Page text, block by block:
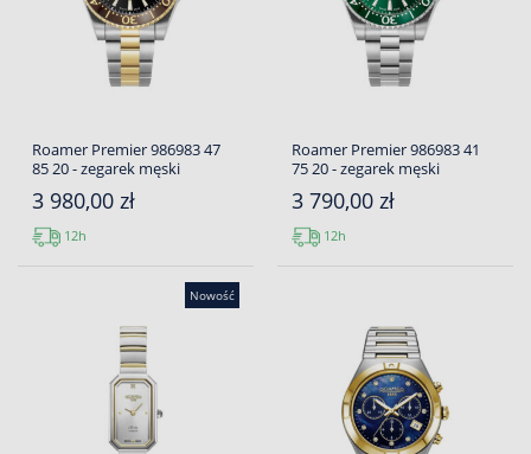
Roamer Premier 986983 47
85 20 - zegarek męski
3 980,00 zł
12h
Roamer Premier 986983 41
75 20 - zegarek męski
3 790,00 zł
12h
Nowość